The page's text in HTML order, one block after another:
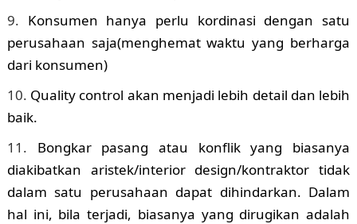
Konsumen hanya perlu kordinasi dengan satu
perusahaan saja(menghemat waktu yang berharga
dari konsumen)
Quality control akan menjadi lebih detail dan lebih
baik.
Bongkar pasang atau konflik yang biasanya
diakibatkan aristek/interior design/kontraktor tidak
dalam satu perusahaan dapat dihindarkan. Dalam
hal ini, bila terjadi, biasanya yang dirugikan adalah